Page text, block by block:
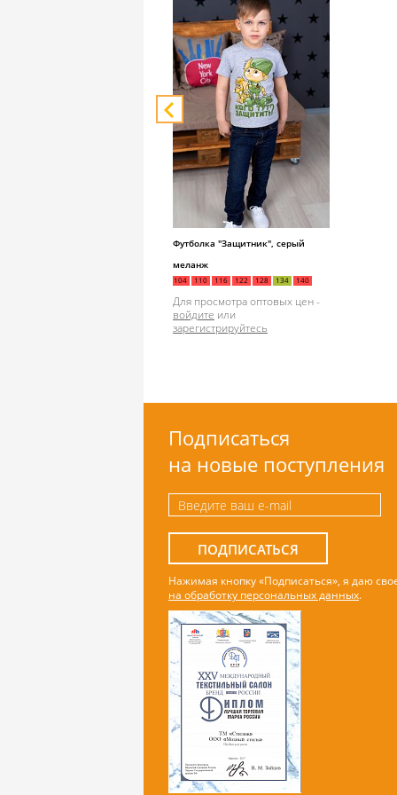
Футболка "Защитник", серый
меланж
104 110 116 122 128 134 140
Для просмотра оптовых цен -
войдите или
зарегистрируйтесь
Подписаться
на новые поступления
ПОДПИСАТЬСЯ
Нажимая кнопку «Подписаться», я даю
на обработку персональных данных.